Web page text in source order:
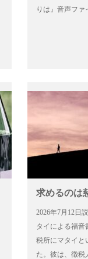
りは』音声フ
求めるのは
2026年7月12日
タイによる福
税所にマタイと
た。彼は、徴